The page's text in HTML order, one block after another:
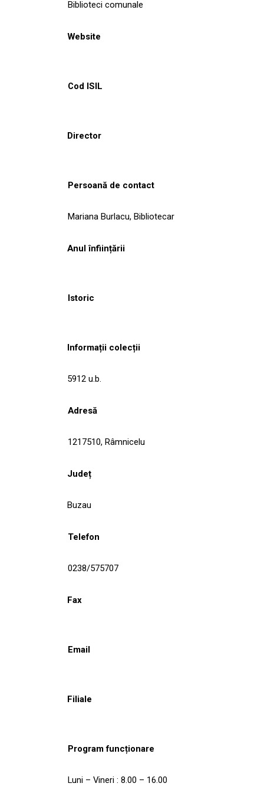
Biblioteci comunale
Website
Cod ISIL
Director
Persoană de contact
Mariana Burlacu, Bibliotecar
Anul înființării
Istoric
Informații colecții
5912 u.b.
Adresă
1217510, Râmnicelu
Județ
Buzau
Telefon
0238/575707
Fax
Email
Filiale
Program funcționare
Luni – Vineri : 8.00 – 16.00